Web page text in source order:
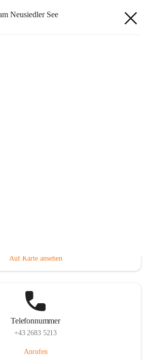
Neusiedler See
Auf Karte ansehen
Telefonnummer
+43 2683 5213
Anrufen